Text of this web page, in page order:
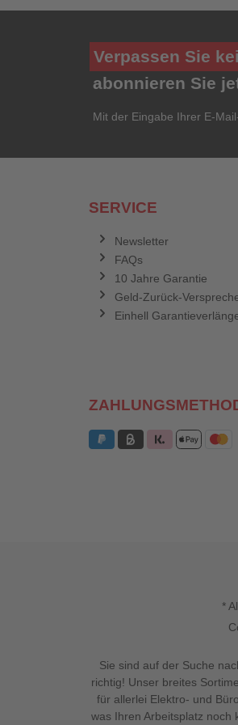
Verpassen Sie
abonnieren Sie
Mit der Eingabe Ihrer E-
SERVICE
Newsletter
FAQs
10 Jahre Garantie
Geld-Zurück-
Einhell
*
Sie sind auf der Suche
richtig! Unser breites
für allerlei Elektro- und
was Ihren Arbeitsplatz noch